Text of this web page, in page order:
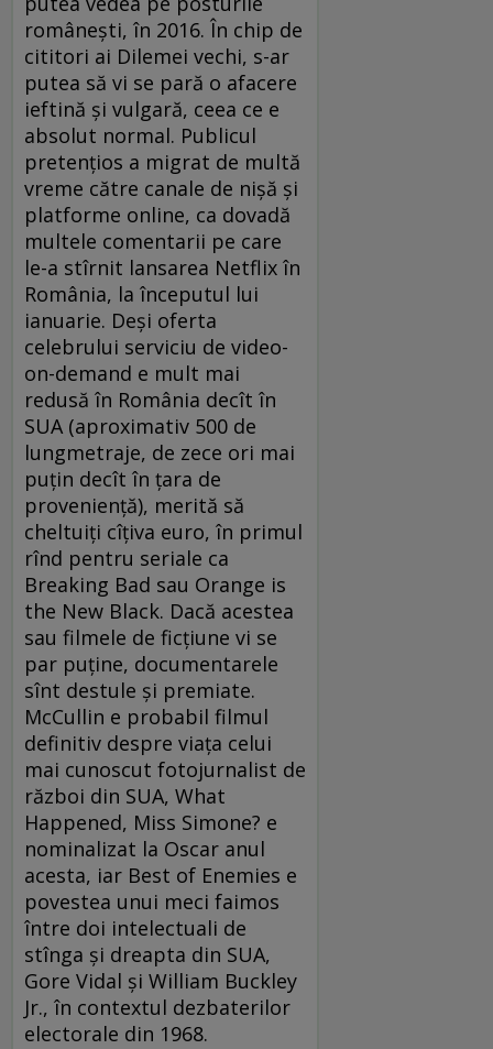
românești, în 2016. În chip de
cititori ai Dilemei vechi, s-ar
putea să vi se pară o afacere
ieftină și vulgară, ceea ce e
absolut normal. Publicul
pretențios a migrat de multă
vreme către canale de nișă și
platforme online, ca dovadă
multele comentarii pe care
le-a stîrnit lansarea Net­flix în
România, la începutul lui
ianuarie. Deși oferta
celebrului serviciu de video-
on-demand e mult mai
redusă în România decît în
SUA (aproximativ 500 de
lungmetraje, de zece ori mai
puțin decît în țara de
proveniență), merită să
cheltuiți cîțiva euro, în primul
rînd pentru seriale ca
Breaking Bad sau Orange is
the New Black. Dacă acestea
sau filmele de ficțiune vi se
par puține, documentarele
sînt destule și premiate.
McCullin e probabil filmul
definitiv despre viața celui
mai cunoscut fotojurnalist de
război din SUA, What
Happened, Miss Simone? e
nominalizat la Oscar anul
acesta, iar Best of Enemies e
povestea unui meci faimos
între doi intelectuali de
stînga și dreapta din SUA,
Gore Vidal și William Buckley
Jr., în contextul dezbaterilor
electorale din 1968.